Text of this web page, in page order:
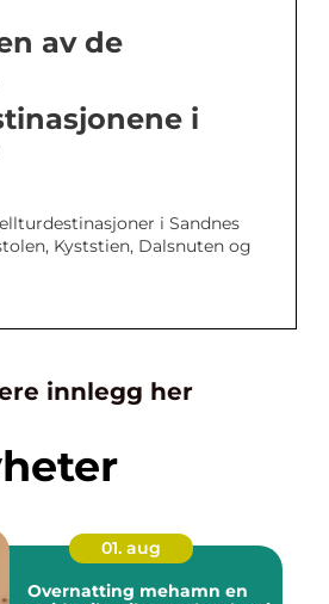
av de
i
i Sandnes
Kyststien, Dalsnuten og
innlegg her
01. aug
Overnatting mehamn en